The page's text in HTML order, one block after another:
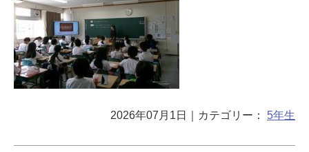
2026年07月1日 ｜カテゴリー： 5年生